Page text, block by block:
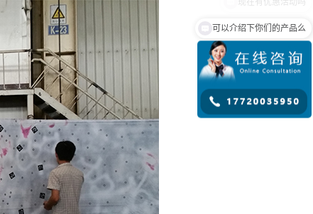
可以介绍下你们的产品么